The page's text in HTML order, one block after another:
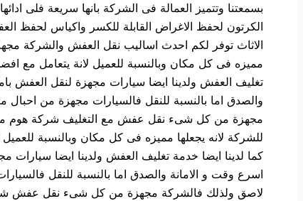
بسمعتنا وتتميز العمالة فى الشركة بانها سريعة فلى
الكرتون لحفظ الاغراض القابلة للكسر واكياس
الاثاث توفر لكم احدث اساليب نقل العفش والشركة
مميزه فى كل مكان وبالنسبة للعميل لانة يتعامل مع
تغليف العفش ولدينا ايضا سيارات مجهزة لنقل العفش
والصدق اما بالنسبة للنقل فالسيارات مجهزة من
مجهزة من كل شىء نقل عفش مع التغليف شركة هوم
للشركة لانه يجعلها مميزه فى كل مكان وبالنسبة
كما لدينا ايضا خدمة تغليف العفش ولدينا ايضا سيارات
اسرع وقت و الامانة والصدق اما بالنسبة للنقل
لاصق ولذلك فالشركة مجهزة من كل شىء نقل عفش شرق